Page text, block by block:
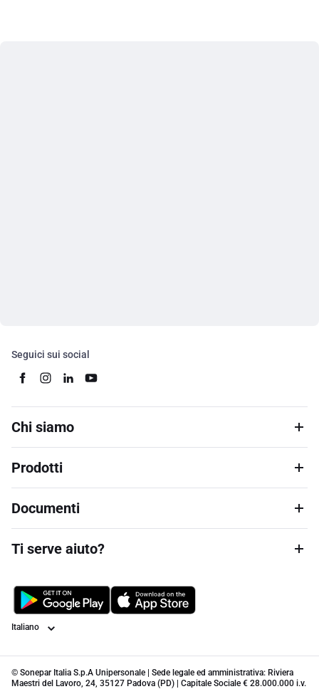
Seguici sui social
Chi siamo
Prodotti
Documenti
Ti serve aiuto?
Lingua
© Sonepar Italia S.p.A Unipersonale | Sede legale ed amministrativa: Riviera
Maestri del Lavoro, 24, 35127 Padova (PD) | Capitale Sociale € 28.000.000 i.v.